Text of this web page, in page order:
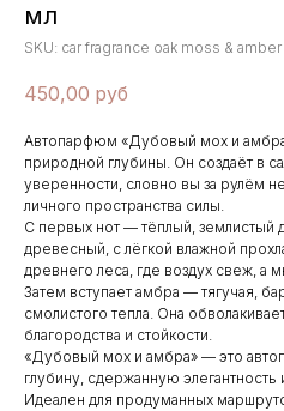
мл
SKU: car fragrance oak moss & amber
450,00 руб
Автопарфюм «Дубовый мох и
природной глубины. Он создаёт в
уверенности, словно вы за рулём
личного пространства силы.
С первых нот — тёплый,
древесный, с лёгкой влажной
древнего леса, где воздух свеж, а
Затем вступает амбра — тягучая,
смолистого тепла. Она
благородства и стойкости.
«Дубовый мох и амбра» — это
глубину, сдержанную
Идеален для продуманных